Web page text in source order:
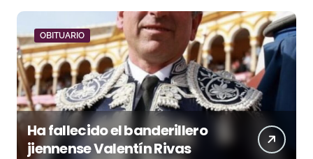
OBITUARIO
Ha fallecido el banderillero
jiennense Valentín Rivas